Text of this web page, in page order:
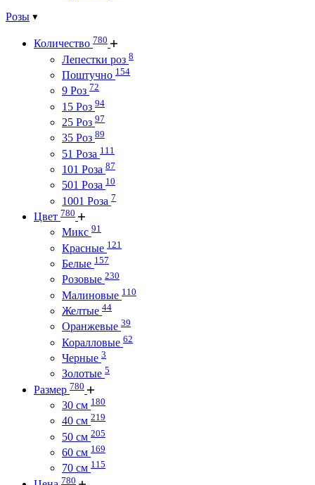
Розы
Количество 780
Лепестки роз 8
Поштучно 154
9 Роз 72
15 Роз 94
25 Роз 97
35 Роз 89
51 Роза 111
101 Роза 87
501 Роза 10
1001 Роза 7
Цвет 780
Микс 91
Красные 121
Белые 157
Розовые 230
Малиновые 110
Желтые 44
Оранжевые 39
Коралловые 62
Черные 3
Золотые 5
Размер 780
30 см 180
40 см 219
50 см 205
60 см 169
70 см 115
780